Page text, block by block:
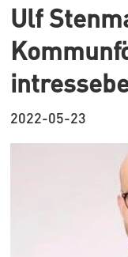
Ulf
2022-05-23